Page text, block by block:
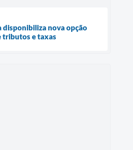
disponibiliza nova opção
tributos e taxas